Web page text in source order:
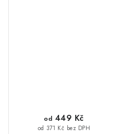
od 371 Kč bez DPH
od 449 Kč